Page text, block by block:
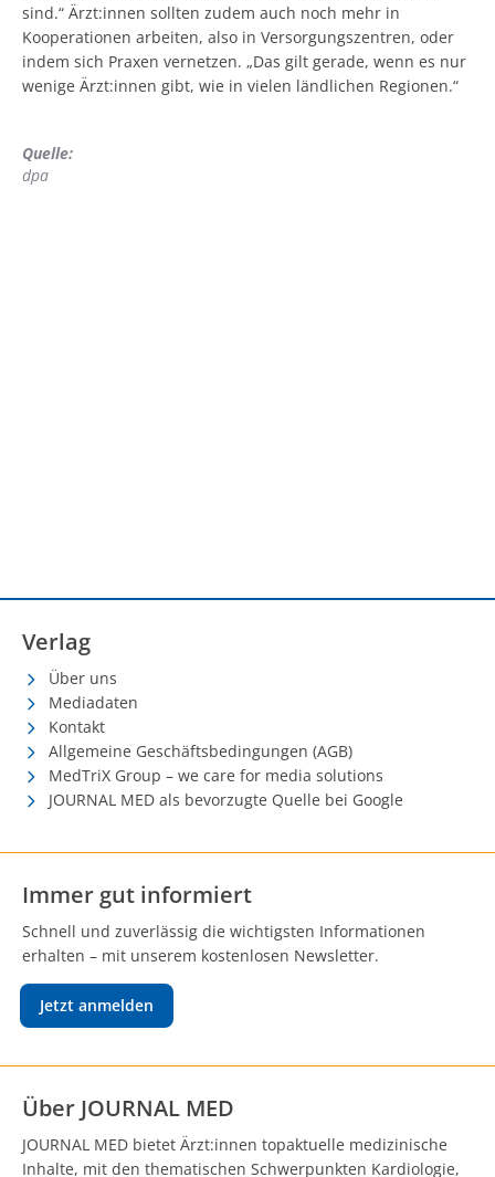
sind.“ Ärzt:innen sollten zudem auch noch mehr in
Kooperationen arbeiten, also in Versorgungszentren, oder
indem sich Praxen vernetzen. „Das gilt gerade, wenn es nur
wenige Ärzt:innen gibt, wie in vielen ländlichen Regionen.“
Quelle:
dpa
Verlag
Über uns
Mediadaten
Kontakt
Allgemeine Geschäftsbedingungen (AGB)
MedTriX Group – we care for media solutions
JOURNAL MED als bevorzugte Quelle bei Google
Immer gut informiert
Schnell und zuverlässig die wichtigsten Informationen
erhalten – mit unserem kostenlosen Newsletter.
Jetzt anmelden
Über JOURNAL MED
JOURNAL MED bietet Ärzt:innen topaktuelle medizinische
Inhalte, mit den thematischen Schwerpunkten Kardiologie,